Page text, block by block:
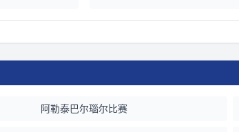
阿勒泰巴尔瑙尔比赛